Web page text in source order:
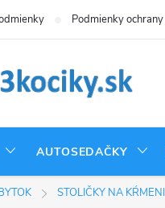
Podmienky
AUTOSEDAČKY
STOLIČKY NA